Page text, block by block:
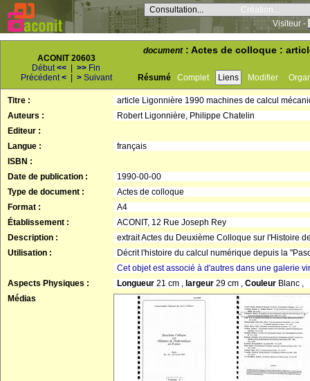
Consultation...
Création...
Visiteur -
ACONIT 20603
Début<< >> Fin
Précédent< > Suivant
document: Actes de colloque :
Résumé Complet Liens Modifier
Titre :
article Ligonnière 1990 machines de calcul
Auteurs :
Robert Ligonnière, Philippe Chatelin
Editeur :
Langue :
français
ISBN :
Date de publication :
1990-00-00
Type de document :
Actes de colloque
Format :
A4
Établissement :
ACONIT, 12 Rue Joseph Rey
Description :
extrait Actes du Deuxième Colloque sur l'Histoire
Utilisation :
Décrit l'histoire du calcul numérique depuis la
Cet objet est associé à d'autres dans une galerie
Aspects Physiques :
Longueur 21 cm , largeur 29 cm , Couleur Blanc ,
Médias